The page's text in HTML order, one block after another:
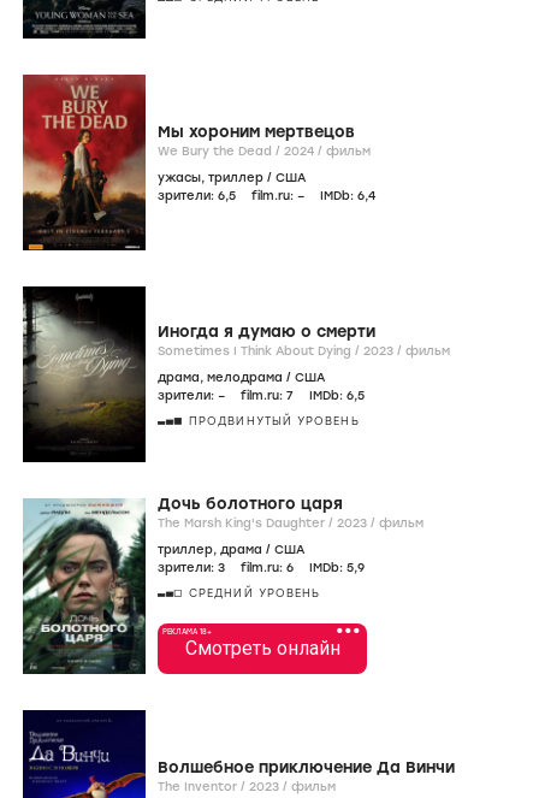
Мы хороним мертвецов
We Bury the Dead / 2024 / фильм
ужасы, триллер / США
зрители: 6,5 film.ru: – IMDb: 6,4
Иногда я думаю о смерти
Sometimes I Think About Dying / 2023 / фильм
драма, мелодрама / США
зрители: – film.ru: 7 IMDb: 6,5
ПРОДВИНУТЫЙ УРОВЕНЬ
Дочь болотного царя
The Marsh King's Daughter / 2023 / фильм
триллер, драма / США
зрители: 3 film.ru: 6 IMDb: 5,9
СРЕДНИЙ УРОВЕНЬ
•••
РЕКЛАМА 18+
Смотреть онлайн
Волшебное приключение Да Винчи
The Inventor / 2023 / фильм